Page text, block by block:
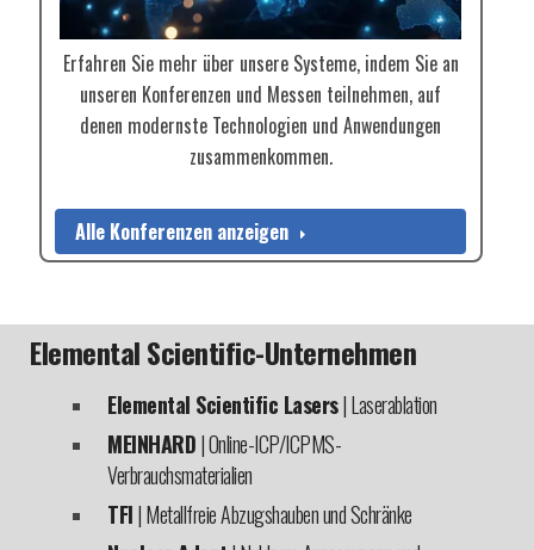
Erfahren Sie mehr über unsere Systeme, indem Sie an
unseren Konferenzen und Messen teilnehmen, auf
denen modernste Technologien und Anwendungen
zusammenkommen.
Alle Konferenzen anzeigen
Elemental Scientific-Unternehmen
Elemental Scientific Lasers| Laserablation
MEINHARD| Online-ICP/ICPMS-
Verbrauchsmaterialien
TFI| Metallfreie Abzugshauben und Schränke